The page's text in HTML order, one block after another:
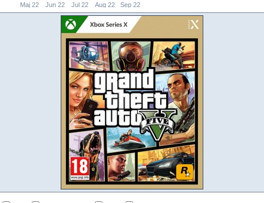
Maj 22 Jun 22 Jul 22 Aug 22 Sep 22